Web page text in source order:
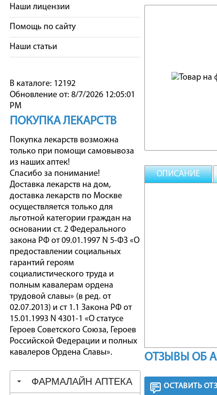
Наши лицензии
Помощь по сайту
Наши статьи
В каталоге: 12192
Обновление от: 8/7/2026 12:05:01
PM
ПОКУПКА ЛЕКАРСТВ
Покупка лекарств возможна
только при помощи самовывоза
из наших аптек!
Спасибо за понимание!
Доставка лекарств на дом,
доставка лекарств по Москве
осуществляется только для
льготной категории граждан на
основании ст. 2 Федерального
закона РФ от 09.01.1997 N 5-ФЗ «О
предоставлении социальных
гарантий героям
социалистического труда и
полным кавалерам ордена
трудовой славы» (в ред. от
02.07.2013) и ст 1.1 Закона РФ от
15.01.1993 N 4301-1 «О статусе
Героев Советского Союза, Героев
Российской Федерации и полных
кавалеров Ордена Славы».
ФАРМАЛАЙН АПТЕКА
ОПИСАНИЕ
ОТЗЫВЫ ОБ
ОСТАВИТЬ